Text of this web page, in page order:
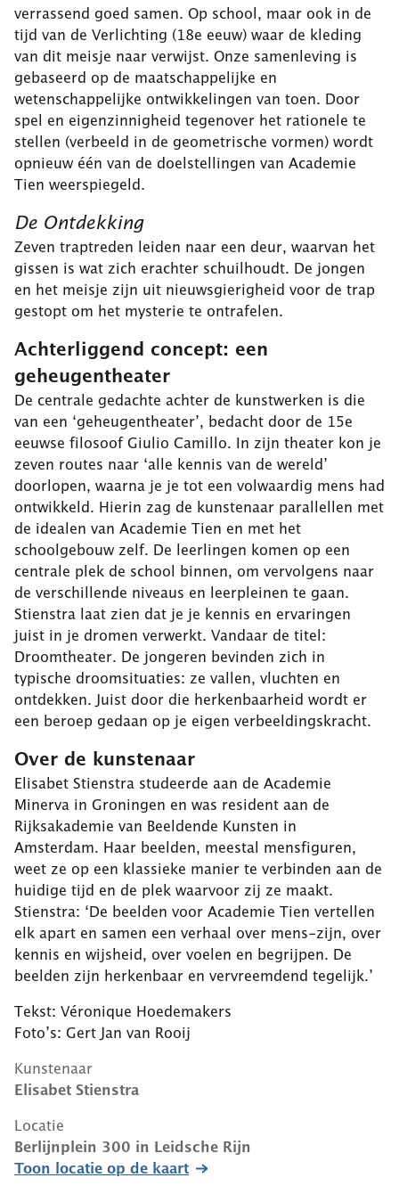
verrassend goed samen. Op school, maar ook in de
tijd van de Verlichting (18e eeuw) waar de kleding
van dit meisje naar verwijst. Onze samenleving is
gebaseerd op de maatschappelijke en
wetenschappelijke ontwikkelingen van toen. Door
spel en eigenzinnigheid tegenover het rationele te
stellen (verbeeld in de geometrische vormen) wordt
opnieuw één van de doelstellingen van Academie
Tien weerspiegeld.
De Ontdekking
Zeven traptreden leiden naar een deur, waarvan het
gissen is wat zich erachter schuilhoudt. De jongen
en het meisje zijn uit nieuwsgierigheid voor de trap
gestopt om het mysterie te ontrafelen.
Achterliggend concept: een
geheugentheater
De centrale gedachte achter de kunstwerken is die
van een ‘geheugentheater’, bedacht door de 15e
eeuwse filosoof Giulio Camillo. In zijn theater kon je
zeven routes naar ‘alle kennis van de wereld’
doorlopen, waarna je je tot een volwaardig mens had
ontwikkeld. Hierin zag de kunstenaar parallellen met
de idealen van Academie Tien en met het
schoolgebouw zelf. De leerlingen komen op een
centrale plek de school binnen, om vervolgens naar
de verschillende niveaus en leerpleinen te gaan.
Stienstra laat zien dat je je kennis en ervaringen
juist in je dromen verwerkt. Vandaar de titel:
Droomtheater. De jongeren bevinden zich in
typische droomsituaties: ze vallen, vluchten en
ontdekken. Juist door die herkenbaarheid wordt er
een beroep gedaan op je eigen verbeeldingskracht.
Over de kunstenaar
Elisabet Stienstra studeerde aan de Academie
Minerva in Groningen en was resident aan de
Rijksakademie van Beeldende Kunsten in
Amsterdam. Haar beelden, meestal mensfiguren,
weet ze op een klassieke manier te verbinden aan de
huidige tijd en de plek waarvoor zij ze maakt.
Stienstra: ‘De beelden voor Academie Tien vertellen
elk apart en samen een verhaal over mens-zijn, over
kennis en wijsheid, over voelen en begrijpen. De
beelden zijn herkenbaar en vervreemdend tegelijk.’
Tekst: Véronique Hoedemakers
Foto’s: Gert Jan van Rooij
Kunstenaar
Elisabet Stienstra
Locatie
Berlijnplein 300 in Leidsche Rijn
Toon locatie op de kaart